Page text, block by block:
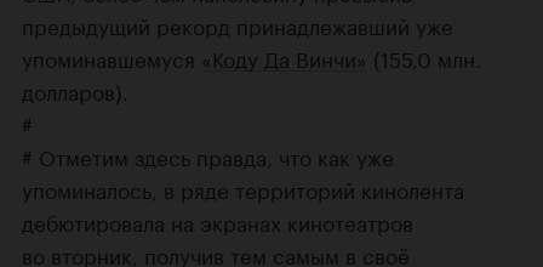
предыдущий рекорд принадлежавший уже
упоминавшемуся «Коду Да Винчи» (155,0 млн.
долларов).
#
# Отметим здесь правда, что как уже
упоминалось, в ряде территорий кинолента
дебютировала на экранах кинотеатров
во вторник, получив тем самым в своё